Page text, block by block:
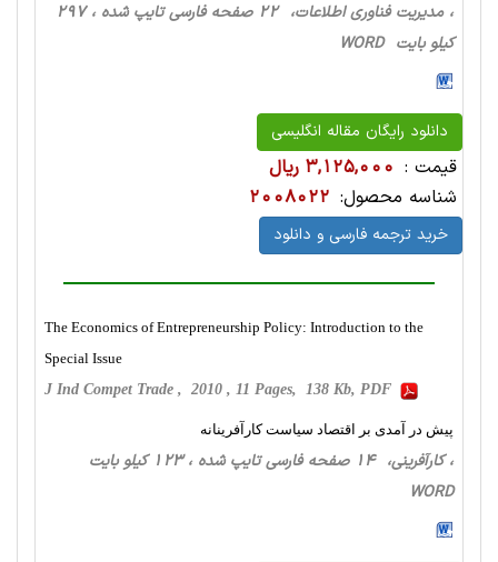
، مدیریت فناوری اطلاعات، 22 صفحه فارسی تایپ شده ، 297
کیلو بایت WORD
دانلود رایگان مقاله انگلیسی
قیمت : 3,125,000 ریال
شناسه محصول: 2008022
خرید ترجمه فارسی و دانلود
The Economics of Entrepreneurship Policy: Introduction to the
Special Issue
J Ind Compet Trade , 2010 , 11 Pages, 138 Kb, PDF
پیش در آمدی بر اقتصاد سیاست کارآفرینانه
، کارآفرینی، 14 صفحه فارسی تایپ شده ، 123 کیلو بایت
WORD